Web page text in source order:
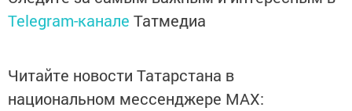
Telegram-канале Татмедиа
Читайте новости Татарстана в
национальном мессенджере MАХ: